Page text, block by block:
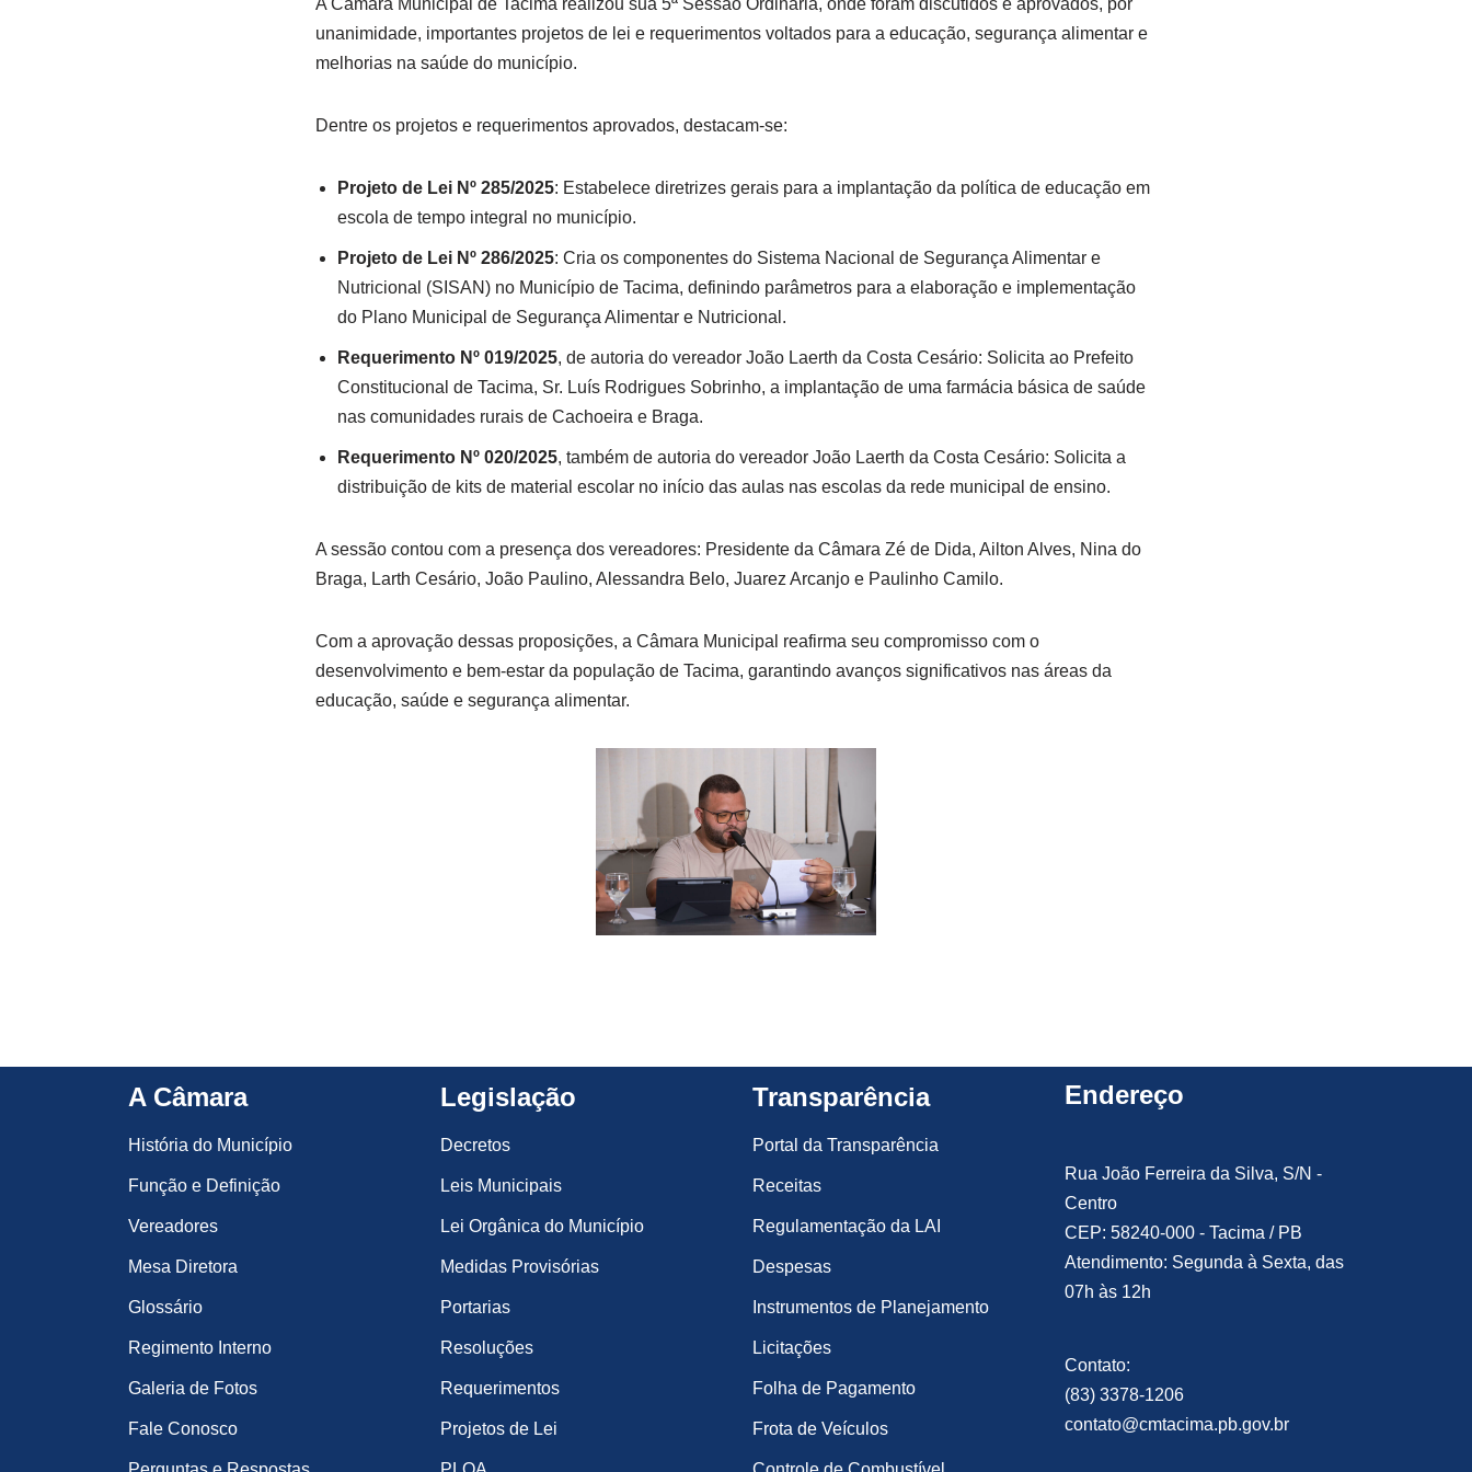
A Câmara Municipal de Tacima realizou sua 5ª Sessão Ordinária, onde foram discutidos e aprovados, por
unanimidade, importantes projetos de lei e requerimentos voltados para a educação, segurança alimentar e
melhorias na saúde do município.
Dentre os projetos e requerimentos aprovados, destacam-se:
Projeto de Lei Nº 285/2025: Estabelece diretrizes gerais para a implantação da política de educação em
escola de tempo integral no município.
Projeto de Lei Nº 286/2025: Cria os componentes do Sistema Nacional de Segurança Alimentar e
Nutricional (SISAN) no Município de Tacima, definindo parâmetros para a elaboração e implementação
do Plano Municipal de Segurança Alimentar e Nutricional.
Requerimento Nº 019/2025, de autoria do vereador João Laerth da Costa Cesário: Solicita ao Prefeito
Constitucional de Tacima, Sr. Luís Rodrigues Sobrinho, a implantação de uma farmácia básica de saúde
nas comunidades rurais de Cachoeira e Braga.
Requerimento Nº 020/2025, também de autoria do vereador João Laerth da Costa Cesário: Solicita a
distribuição de kits de material escolar no início das aulas nas escolas da rede municipal de ensino.
A sessão contou com a presença dos vereadores: Presidente da Câmara Zé de Dida, Ailton Alves, Nina do
Braga, Larth Cesário, João Paulino, Alessandra Belo, Juarez Arcanjo e Paulinho Camilo.
Com a aprovação dessas proposições, a Câmara Municipal reafirma seu compromisso com o
desenvolvimento e bem-estar da população de Tacima, garantindo avanços significativos nas áreas da
educação, saúde e segurança alimentar.
A Câmara
História do Município
Função e Definição
Vereadores
Mesa Diretora
Glossário
Regimento Interno
Galeria de Fotos
Fale Conosco
Legislação
Decretos
Leis Municipais
Lei Orgânica do Município
Medidas Provisórias
Portarias
Resoluções
Requerimentos
Projetos de Lei
Transparência
Portal da Transparência
Receitas
Regulamentação da LAI
Despesas
Instrumentos de Planejamento
Licitações
Folha de Pagamento
Frota de Veículos
Endereço
Rua João Ferreira da Silva, S/N -
Centro
CEP: 58240-000 - Tacima / PB
Atendimento: Segunda à Sexta, das
07h às 12h
Contato:
(83) 3378-1206
contato@cmtacima.pb.gov.br